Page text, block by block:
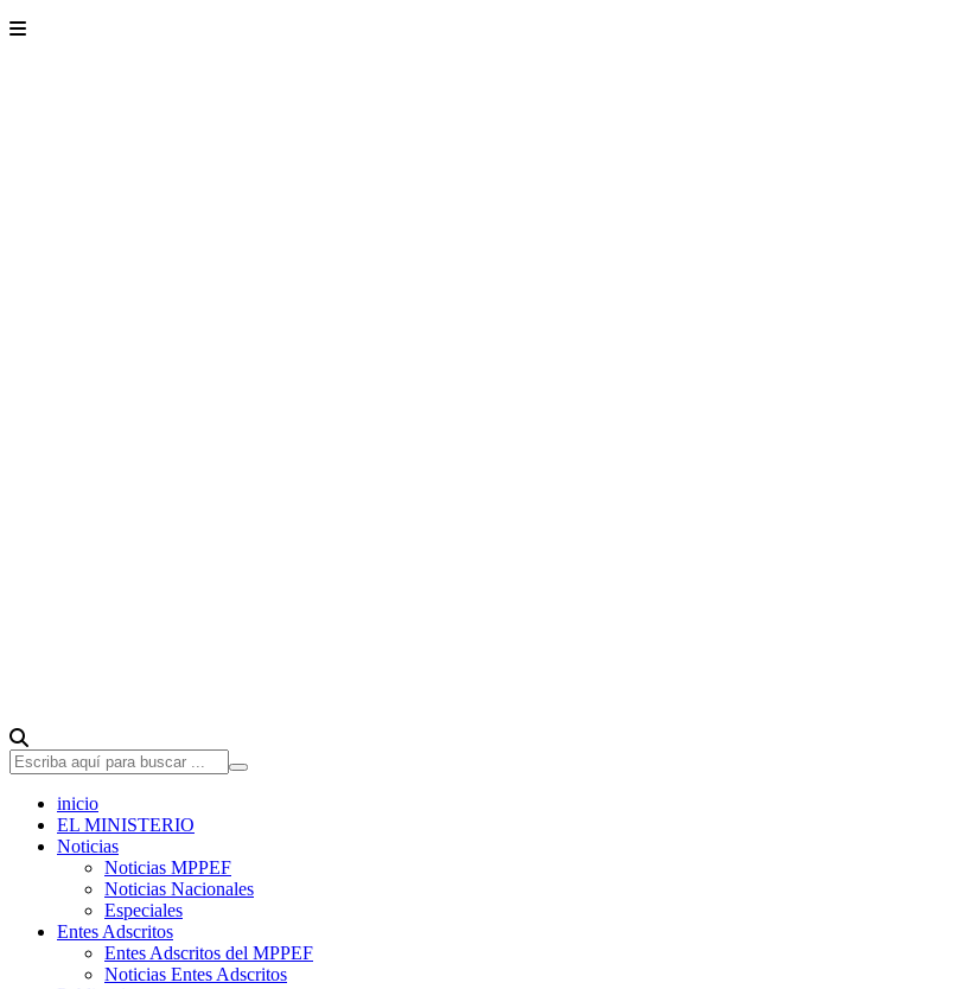
inicio
EL MINISTERIO
Noticias
Noticias MPPEF
Noticias Nacionales
Especiales
Entes Adscritos
Entes Adscritos del MPPEF
Noticias Entes Adscritos